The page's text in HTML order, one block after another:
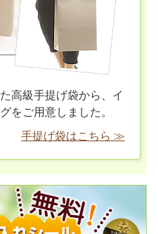
高級手提げ袋から、イ
をご用意しました。
手提げ袋はこちら ≫